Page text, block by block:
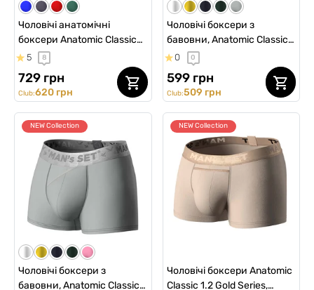
Чоловічі анатомічні
боксери Anatomic Classic
Black Series Micromodal,
чорний
5 8
729 грн
Club:620 грн
Чоловічі боксери з
бавовни, Anatomic Classic
2.0, Silver Series, рожевий
0 0
599 грн
Club:509 грн
NEW Collection
Чоловічі боксери з
бавовни, Anatomic Classic
NEW Collection
Чоловічі боксери Anatomic
Classic 1.2 Gold Series,